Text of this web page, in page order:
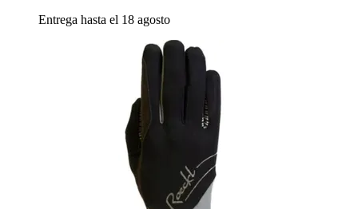
Entrega hasta el 18 agosto